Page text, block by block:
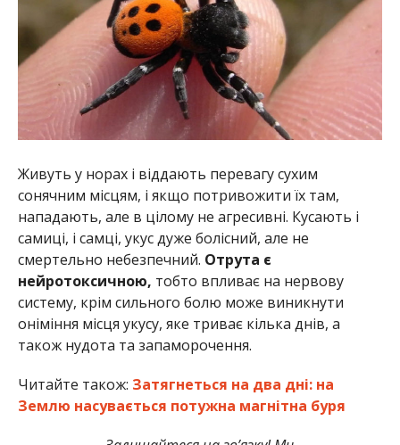
Живуть у норах і віддають перевагу сухим
сонячним місцям, і якщо потривожити їх там,
нападають, але в цілому не агресивні. Кусають і
самиці, і самці, укус дуже болісний, але не
смертельно небезпечний. Отрута є
нейротоксичною, тобто впливає на нервову
систему, крім сильного болю може виникнути
оніміння місця укусу, яке триває кілька днів, а
також нудота та запаморочення.
Читайте також: Затягнеться на два дні: на
Землю насувається потужна магнітна буря